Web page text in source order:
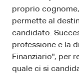
proprio
permette al
candidato.
professione e la
Finanziario", per
quale ci si